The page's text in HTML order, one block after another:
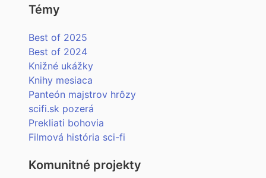
Témy
Best of 2025
Best of 2024
Knižné ukážky
Knihy mesiaca
Panteón majstrov hrôzy
scifi.sk pozerá
Prekliati bohovia
Filmová história sci-fi
Komunitné projekty